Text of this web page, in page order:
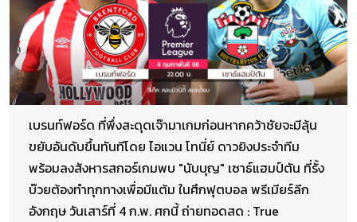
เบรนท์ฟอร์ด ที่พึ่งสะดุดเจ๊ามาเกมก่อนหากคว้าชัยจะมีลุ้น
ขยับอันดับขึ้นทันทีโดย ไอแวน โทนี่ย์ ดาวยิงประจำทีม
พร้อมลงสังหารสกอร์เกมพบ "นับบุญ" เซาธ์แฮมป์ตัน ที่รั้ง
บ๊วยต้องทำทุกทางเพื่อมีแต้ม ในศึกฟุตบอล พรีเมียร์ลีก
อังกฤษ วันเสาร์ที่ 4 ก.พ. ศกนี้ ถ่ายทอดสด : True